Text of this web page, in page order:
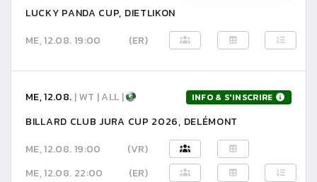
LUCKY PANDA CUP, DIETLIKON
ME, 12.08. 19:00
(ER)
ME, 12.08. | WT | ALL | INFO & S'INSCRIRE
BILLARD CLUB JURA CUP 2026, DELÉMONT
ME, 12.08. 19:00
(VR)
ME, 12.08. 22:00
(ER)